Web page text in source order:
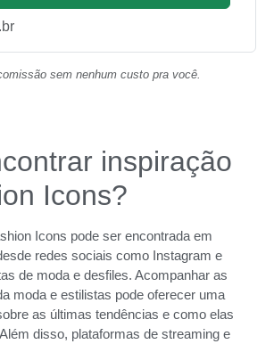
sem nenhum custo pra você.
inspiração
Icons?
Icons pode ser encontrada em
redes sociais como Instagram e
de moda e desfiles. Acompanhar as
moda e estilistas pode oferecer uma
as últimas tendências e como elas
disso, plataformas de streaming e